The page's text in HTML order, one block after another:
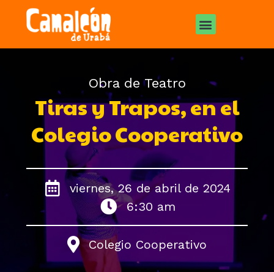
Obra de Teatro
Tiras y Trapos, en el
Colegio Cooperativo
viernes, 26 de abril de 2024
6:30 am
Colegio Cooperativo